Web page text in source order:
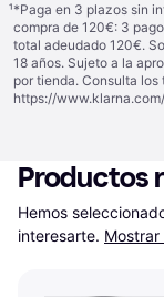
¹*Paga en 3 plazos sin
compra de 120€: 3
total adeudado 120€.
18 años. Sujeto a la
por tienda. Consulta
https://
Productos
Hemos
interesarte.